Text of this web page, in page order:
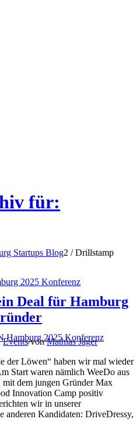
2025 Konferenz
Hamburg 2025 Konferenz
für:
Startups Blog2 / Drillstamp
Deal für Hamburg
Events/vonMathias Jäger
der Löwen“ haben wir mal wieder
Start waren nämlich WeeDo aus
dem jungen Gründer Max
Innovation Camp positiv
wir in unserer
anderen Kandidaten: DriveDressy,